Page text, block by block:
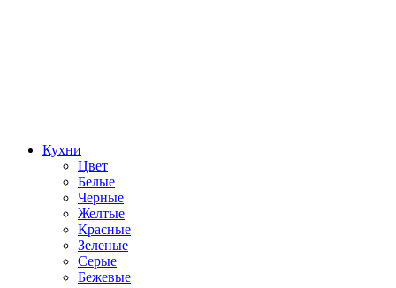
Кухни
Цвет
Белые
Черные
Желтые
Красные
Зеленые
Серые
Бежевые